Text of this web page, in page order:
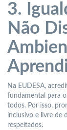
3.
Não
Na EUDESA,
fundamental para
todos. Por isso,
inclusivo e livre de
respeitados.